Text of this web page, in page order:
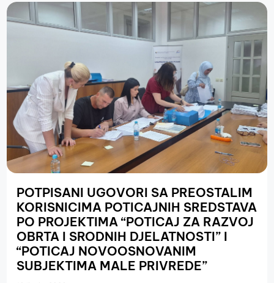
POTPISANI UGOVORI SA PREOSTALIM
KORISNICIMA POTICAJNIH SREDSTAVA
PO PROJEKTIMA “POTICAJ ZA RAZVOJ
OBRTA I SRODNIH DJELATNOSTI” I
“POTICAJ NOVOOSNOVANIM
SUBJEKTIMA MALE PRIVREDE”